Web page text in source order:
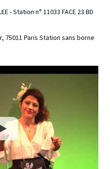
- Station n° 11033 FACE 23 BD
75011 Paris Station sans borne